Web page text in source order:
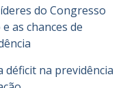
do Congresso
as chances de
déficit na previdência